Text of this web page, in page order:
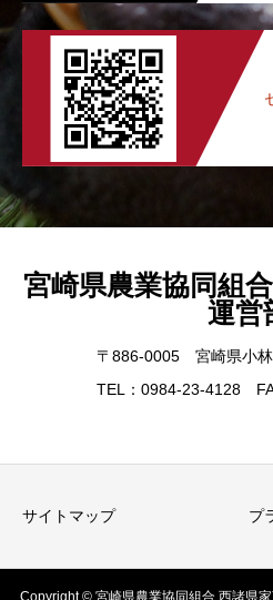
宮崎県農業協同組
運営
〒886-0005 宮崎県小
TEL：0984-23-4128
サイトマップ プ
Copyright © 宮崎県農業協同組合 西諸県